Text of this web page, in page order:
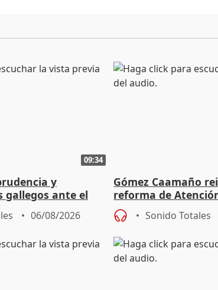
09:34
y
gallegos ante el
06/08/2026
Gómez Caamaño
reforma de
reforzará la
Sonido Totales